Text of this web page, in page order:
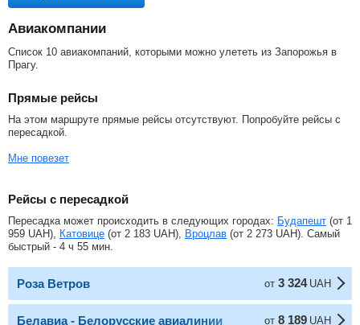
Авиакомпании
Список 10 авиакомпаний, которыми можно улететь из Запорожья в
Прагу.
Прямые рейсы
На этом маршруте прямые рейсы отсутствуют. Попробуйте рейсы с
пересадкой.
Мне повезет
Рейсы с пересадкой
Пересадка может происходить в следующих городах: Будапешт (от 1
959 UAH), Катовице (от 2 183 UAH), Вроцлав (от 2 273 UAH). Самый
быстрый - 4 ч 55 мин.
Роза Ветров от 3 324 UAH
Белавиа - Белорусские авиалинии от 8 189 UAH